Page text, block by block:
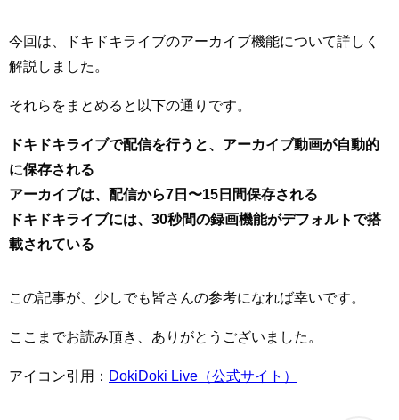
今回は、ドキドキライブのアーカイブ機能について詳しく
解説しました。
それらをまとめると以下の通りです。
ドキドキライブで配信を行うと、アーカイブ動画が自動的
に保存される
アーカイブは、配信から7日〜15日間保存される
ドキドキライブには、30秒間の録画機能がデフォルトで搭
載されている
この記事が、少しでも皆さんの参考になれば幸いです。
ここまでお読み頂き、ありがとうございました。
アイコン引用： DokiDoki Live（公式サイト）